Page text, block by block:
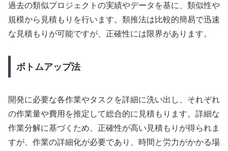
過去の類似プロジェクトの実績やデータを基に、類似性や
規模から見積もりを行います。類推法は比較的簡易で迅速
な見積もりが可能ですが、正確性には限界があります。
ボトムアップ法
開発に必要な各作業やタスクを詳細に洗い出し、それぞれ
の作業量や費用を推定して総合的に見積もります。詳細な
作業分解に基づくため、正確性が高い見積もりが得られま
すが、作業の詳細化が必要であり、時間と労力がかかる場